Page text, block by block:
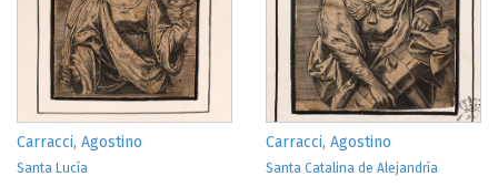
Carracci, Agostino
Santa Lucía
Carracci, Agostino
Santa Catalina de Alejandría